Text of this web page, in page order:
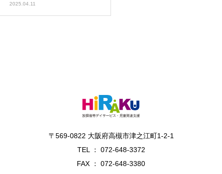
2025.04.11
〒569-0822 大阪府高槻市津之江町1-2-1
TEL ： 072-648-3372
FAX ： 072-648-3380